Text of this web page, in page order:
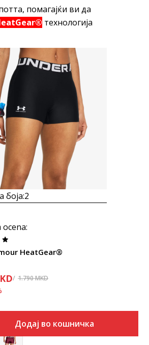
помагајќи ви да
технологија
Uporedi
боја:2
ocena:
HeatGear®
1.790MKD
Додај во кошничка